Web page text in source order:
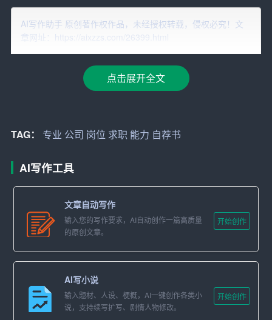
龄、学历、专业等。例如：
个人信息：
学历：本科
专业：市场营销
这部分要列出自己的学习经历，包括学校、专业、在校期
间的荣誉等。例如：
教育背景：
2015年-2019年，XX大学市场营销专业，本科毕业。
AI写作助手 原创著作权作品，未经授权转载，侵权必究！文
章网址：https://aixzzs.com/26399.html
点击展开全文
TAG： 专业 公司 岗位 求职 能力 自荐书
AI写作工具
文章自动写作
输入您的写作要求，AI自动创作一篇高质量
的原创文章。
开始创作
AI写小说
输入题材、人设、梗概，AI一键创作各类小
说，支持续写扩写、剧情人物修改。
开始创作